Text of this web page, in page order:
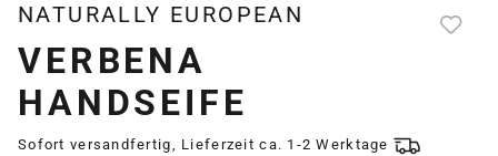
NATURALLY EUROPEAN
VERBENA
HANDSEIFE
Sofort versandfertig, Lieferzeit ca. 1-2 Werktage